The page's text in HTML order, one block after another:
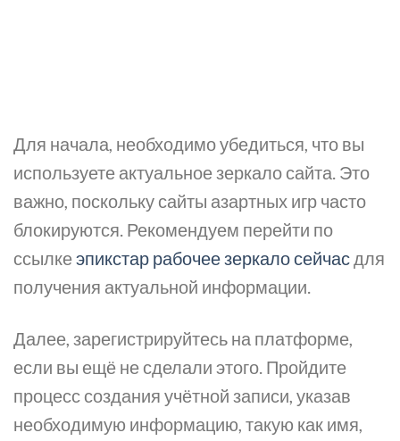
Для начала, необходимо убедиться, что вы
используете актуальное зеркало сайта. Это
важно, поскольку сайты азартных игр часто
блокируются. Рекомендуем перейти по
ссылкеэпикстар рабочее зеркало сейчасдля
получения актуальной информации.
Далее, зарегистрируйтесь на платформе,
если вы ещё не сделали этого. Пройдите
процесс создания учётной записи, указав
необходимую информацию, такую как имя,